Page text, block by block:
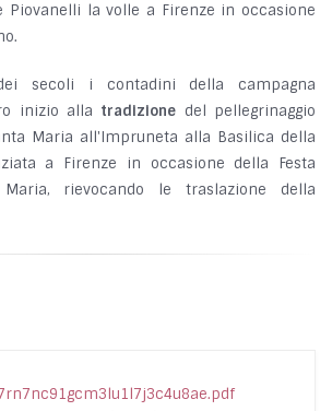
Piovanelli la volle a Firenze in occasione
secoli i contadini della campagna
inizio alla tradizione del pellegrinaggio
Maria all'Impruneta alla Basilica della
a Firenze in occasione della Festa
rievocando le traslazione della